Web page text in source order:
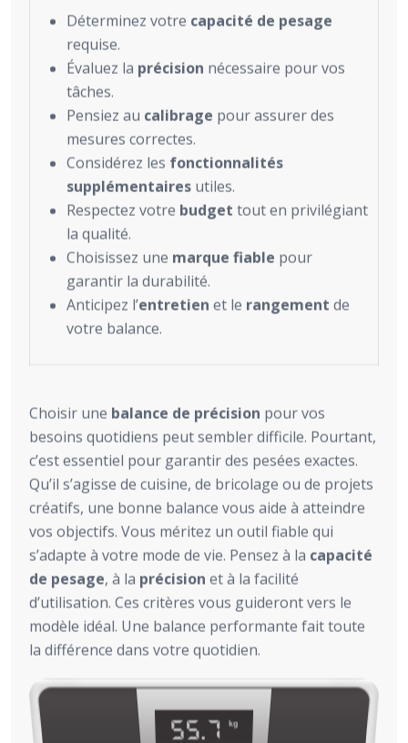
Déterminez votre capacité de pesage
requise.
Évaluez la précision nécessaire pour vos
tâches.
Pensiez au calibrage pour assurer des
mesures correctes.
Considérez les fonctionnalités
supplémentaires utiles.
Respectez votre budget tout en privilégiant
la qualité.
Choisissez une marque fiable pour
garantir la durabilité.
Anticipez l’entretien et le rangement de
votre balance.
Choisir une balance de précision pour vos
besoins quotidiens peut sembler difficile. Pourtant,
c’est essentiel pour garantir des pesées exactes.
Qu’il s’agisse de cuisine, de bricolage ou de projets
créatifs, une bonne balance vous aide à atteindre
vos objectifs. Vous méritez un outil fiable qui
s’adapte à votre mode de vie. Pensez à la capacité
de pesage, à la précision et à la facilité
d’utilisation. Ces critères vous guideront vers le
modèle idéal. Une balance performante fait toute
la différence dans votre quotidien.